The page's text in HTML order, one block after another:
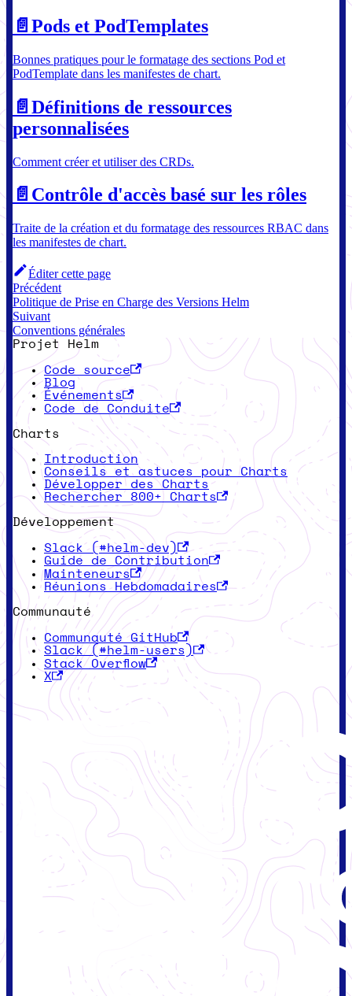
📄️ Pods et PodTemplates
Bonnes pratiques pour le formatage des sections Pod et
PodTemplate dans les manifestes de chart.
📄️ Définitions de ressources
personnalisées
Comment créer et utiliser des CRDs.
📄️ Contrôle d'accès basé sur les rôles
Traite de la création et du formatage des ressources RBAC dans
les manifestes de chart.
Éditer cette page
Précédent
Politique de Prise en Charge des Versions Helm
Suivant
Conventions générales
Projet Helm
Code source
Blog
Événements
Code de Conduite
Charts
Introduction
Conseils et astuces pour Charts
Développer des Charts
Rechercher 800+ Charts
Développement
Slack (#helm-dev)
Guide de Contribution
Mainteneurs
Réunions Hebdomadaires
Communauté
Communauté GitHub
Slack (#helm-users)
Stack Overflow
X